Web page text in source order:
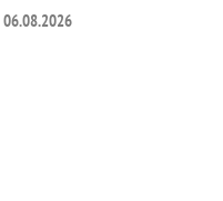
06.08.2026